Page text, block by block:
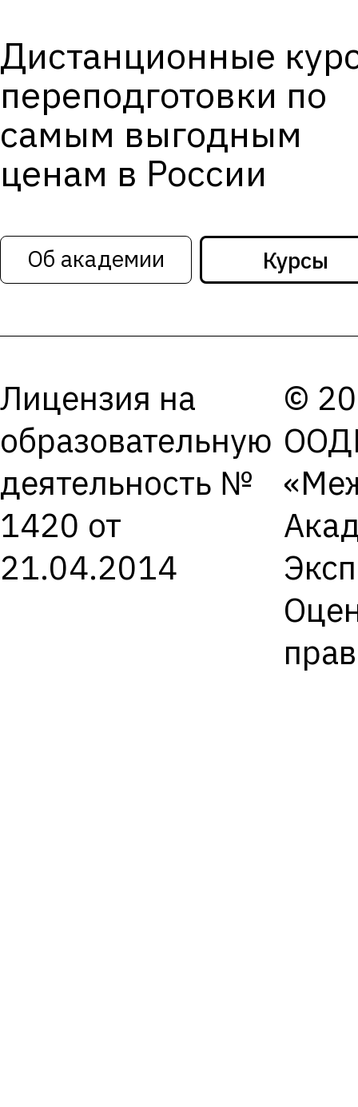
Дистанционные
переподготовки по
самым выгодным
ценам в России
Об академии Курсы
Лицензия на
образовательную
деятельность №
1420 от
21.04.2014
©